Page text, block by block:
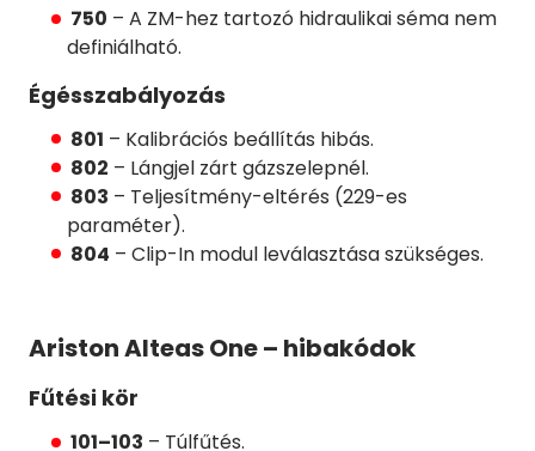
750 – A ZM-hez tartozó hidraulikai séma nem
definiálható.
Égésszabályozás
801 – Kalibrációs beállítás hibás.
802 – Lángjel zárt gázszelepnél.
803 – Teljesítmény-eltérés (229-es
paraméter).
804 – Clip-In modul leválasztása szükséges.
Ariston Alteas One – hibakódok
Fűtési kör
101–103 – Túlfűtés.